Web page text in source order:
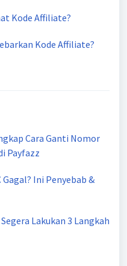
Kode Affiliate?
Kode Affiliate?
Cara Ganti Nomor
Payfazz
Ini Penyebab &
Lakukan 3 Langkah